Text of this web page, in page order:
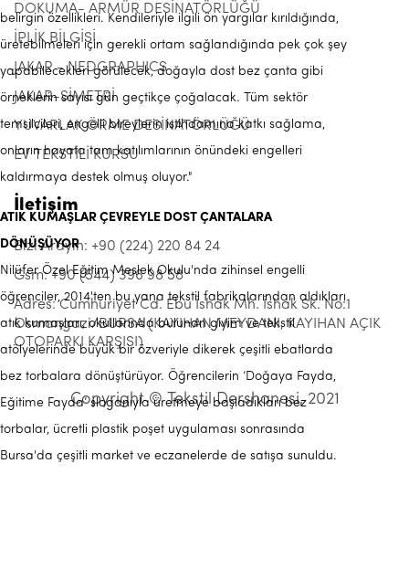
belirgin özellikleri. Kendileriyle ilgili ön yargılar kırıldığında,
üretebilmeleri için gerekli ortam sağlandığında pek çok şey
yapabilecekleri görülecek, doğayla dost bez çanta gibi
örneklerin sayısı gün geçtikçe çoğalacak. Tüm sektör
temsilcileri, engelli bireylerin istihdamına katkı sağlama,
onların hayata tam katılımlarının önündeki engelleri
kaldırmaya destek olmuş oluyor."
ATIK KUMAŞLAR ÇEVREYLE DOST ÇANTALARA
DÖNÜŞÜYOR
Nilüfer Özel Eğitim Meslek Okulu'nda zihinsel engelli
öğrenciler, 2014'ten bu yana tekstil fabrikalarından aldıkları
atık kumaşları, okullarında bulunan giyim ve tekstil
atölyelerinde büyük bir özveriyle dikerek çeşitli ebatlarda
bez torbalara dönüştürüyor. Öğrencilerin ‘Doğaya Fayda,
Eğitime Fayda’ sloganıyla üretmeye başladıkları bez
torbalar, ücretli plastik poşet uygulaması sonrasında
Bursa'da çeşitli market ve eczanelerde de satışa sunuldu.
DOKUMA- ARMÜR DESİNATÖRLÜĞÜ
İPLİK BİLGİSİ
JAKAR - NEDGRAPHICS
JAKAR-SİMETRİ
YUVARLAK ÖRME DESİNATÖRLÜĞÜ
EV TEKSTİLİ KURSU
İletişim
Bizi Arayın: +90 (224) 220 84 24
Gsm: +90 (544) 396 98 58
Adres: Cumhuriyet Cd. Ebu İshak Mh. İshak Sk. No:1
Osmangazi/BURSA (KAYIHAN MEYDANI, KAYIHAN AÇIK
OTOPARKI KARŞISI)
Copyright © Tekstil Dershanesi, 2021